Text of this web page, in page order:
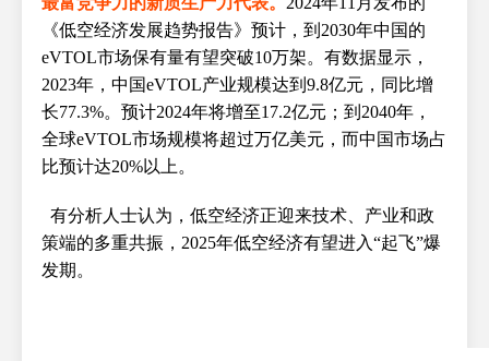
《低空经济发展趋势报告》预计，到2030年中国的
eVTOL市场保有量有望突破10万架。有数据显示，
2023年，中国eVTOL产业规模达到9.8亿元，同比增
长77.3%。预计2024年将增至17.2亿元；到2040年，
全球eVTOL市场规模将超过万亿美元，而中国市场占
比预计达20%以上。
有分析人士认为，低空经济正迎来技术、产业和政
策端的多重共振，2025年低空经济有望进入“起飞”爆
发期。